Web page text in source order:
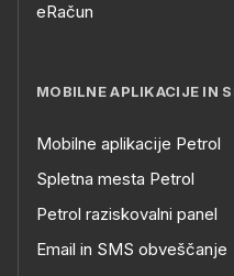
eRačun
MOBILNE APLIKACIJE IN
Mobilne aplikacije Petrol
Spletna mesta Petrol
Petrol raziskovalni panel
Email in SMS obveščanje